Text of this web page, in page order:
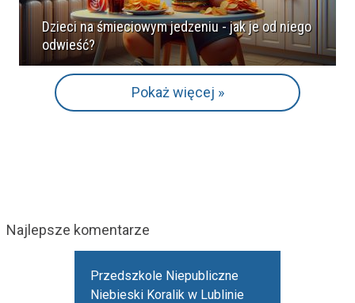
Dzieci na śmieciowym jedzeniu - jak je od niego
odwieść?
Pokaż więcej »
Najlepsze komentarze
Przedszkole Niepubliczne
Niebieski Koralik w Lublinie